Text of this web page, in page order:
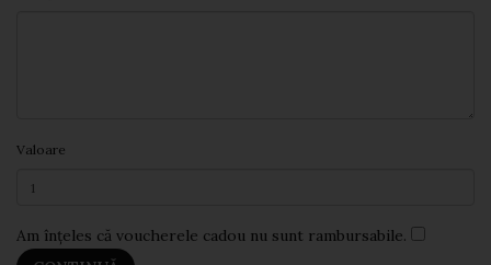
Valoare
Am înţeles că voucherele cadou nu sunt rambursabile.